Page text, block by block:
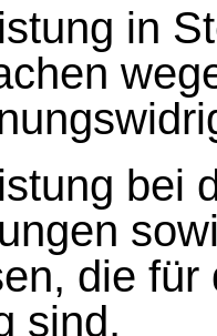
in
bei
die
sind,